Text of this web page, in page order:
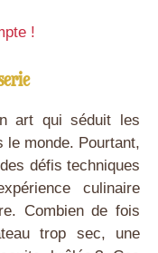
!
art qui séduit les
le monde. Pourtant,
défis techniques
culinaire
Combien de fois
trop sec, une